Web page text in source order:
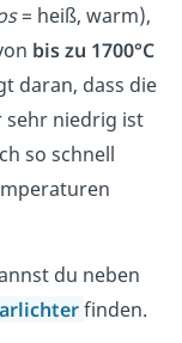
= heiß, warm),
bis zu 1700°C
daran, dass die
sehr niedrig ist
so schnell
du neben
finden.